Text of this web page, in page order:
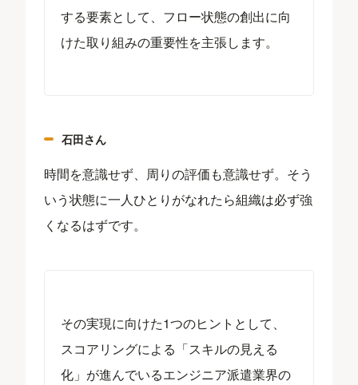
する要素として、フロー状態の創出に向
けた取り組みの重要性を主張します。
石田さん
時間を意識せず、周りの評価も意識せず。そう
いう状態に一人ひとりがなれたら組織は必ず強
くなるはずです。
その実現に向けた1つのヒントとして、
スコアリングによる「スキルの見える
化」が進んでいるエンジニア派遣業界の